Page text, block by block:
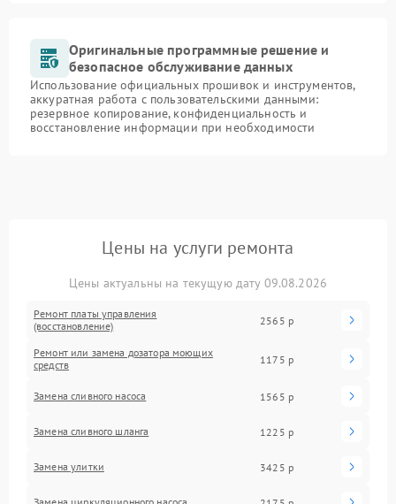
Оригинальные программные решение и
безопасное обслуживание данных
Использование официальных прошивок и инструментов,
аккуратная работа с пользовательскими данными:
резервное копирование, конфиденциальность и
восстановление информации при необходимости
Цены на услуги ремонта
Цены актуальны на текущую дату 09.08.2026
Ремонт платы управления
(восстановление)
2565 р
Ремонт или замена дозатора моющих
средств
1175 р
Замена сливного насоса 1565 р
Замена сливного шланга 1225 р
Замена улитки 3425 р